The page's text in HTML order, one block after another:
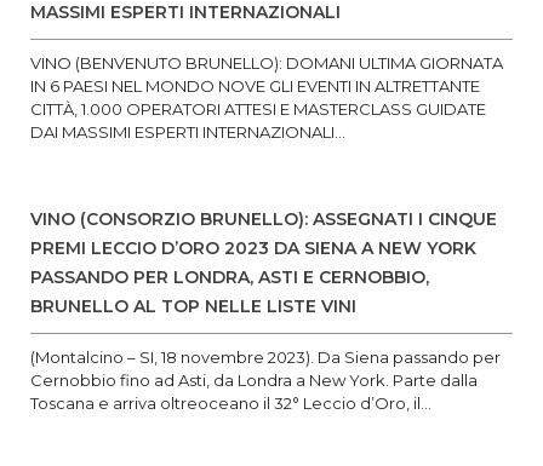
MASSIMI ESPERTI INTERNAZIONALI
VINO (BENVENUTO BRUNELLO): DOMANI ULTIMA GIORNATA
IN 6 PAESI NEL MONDO NOVE GLI EVENTI IN ALTRETTANTE
CITTÀ, 1.000 OPERATORI ATTESI E MASTERCLASS GUIDATE
DAI MASSIMI ESPERTI INTERNAZIONALI...
VINO (CONSORZIO BRUNELLO): ASSEGNATI I CINQUE
PREMI LECCIO D’ORO 2023 DA SIENA A NEW YORK
PASSANDO PER LONDRA, ASTI E CERNOBBIO,
BRUNELLO AL TOP NELLE LISTE VINI
(Montalcino – SI, 18 novembre 2023). Da Siena passando per
Cernobbio fino ad Asti, da Londra a New York. Parte dalla
Toscana e arriva oltreoceano il 32° Leccio d’Oro, il...